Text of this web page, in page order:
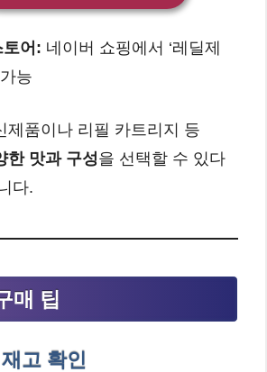
토어: 네이버 쇼핑에서 ‘레딜제
능
제품이나 리필 카트리지 등
한 맛과 구성을 선택할 수 있다
다.
매 팁
고 확인